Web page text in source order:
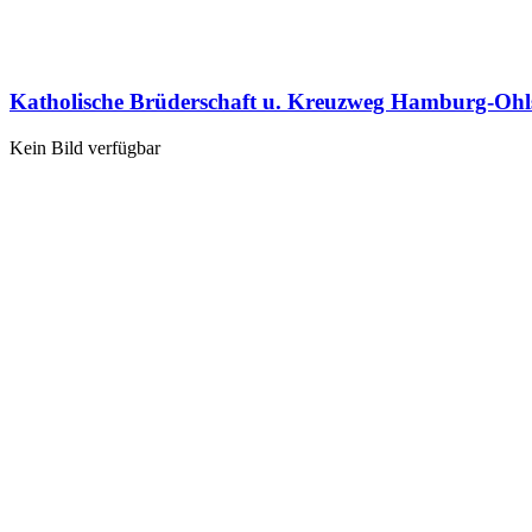
Katholische Brüderschaft u. Kreuzweg Hamburg-
Kein Bild verfügbar